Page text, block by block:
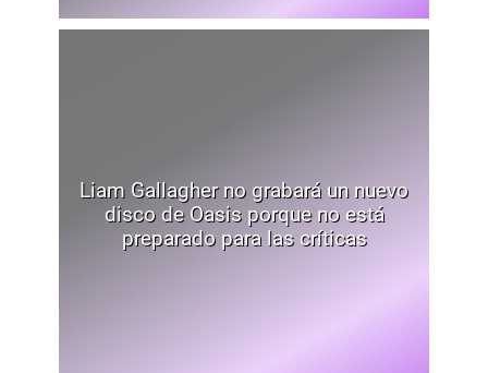
Liam Gallagher no grabará un nuevo
disco de Oasis porque no está
preparado para las críticas